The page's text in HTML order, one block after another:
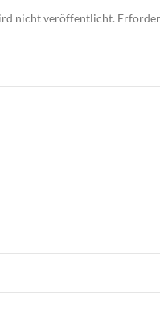
nicht veröffentlicht.